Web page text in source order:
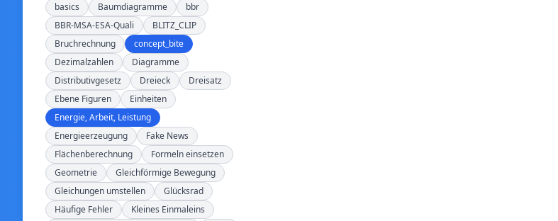
basics Baumdiagramme
bbr
BBR-MSA-ESA-Quali
BLITZ_CLIP
Bruchrechnung
concept_bite
Dezimalzahlen
Diagramme
Distributivgesetz
Dreieck
Dreisatz
Ebene Figuren
Einheiten
Energie, Arbeit, Leistung
Energieerzeugung
Fake News
Flächenberechnung
Formeln einsetzen
Geometrie
Gleichförmige Bewegung
Gleichungen umstellen
Glücksrad
Häufige Fehler
Kleines Einmaleins